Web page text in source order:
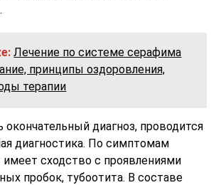
Лечение по системе серафима
принципы оздоровления,
терапии
диагноз, проводится
диагностика. По симптомам
сходство с проявлениями
пробок, тубоотита. В составе